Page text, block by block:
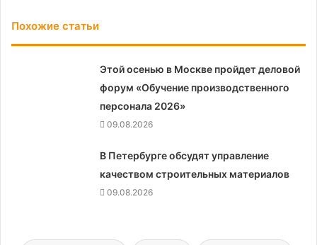
Похожие статьи
Этой осенью в Москве пройдет деловой
форум «Обучение производственного
персонала 2026»
09.08.2026
В Петербурге обсудят управление
качеством строительных материалов
09.08.2026